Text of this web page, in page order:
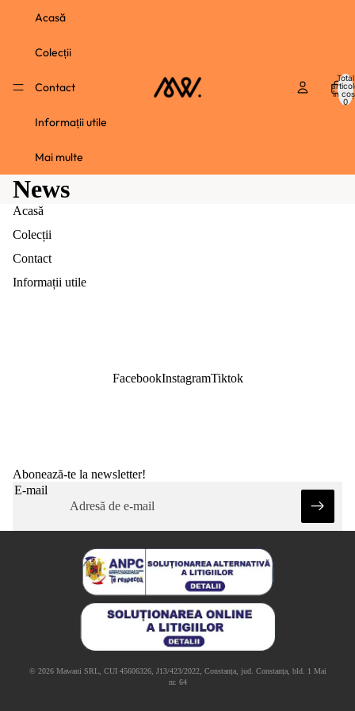
Acasă
Colecții
Contact
Informații utile
Mai multe
Total
în
0
News
Acasă
Colecții
Contact
Informații utile
FacebookInstagramTiktok
Abonează-te la newsletter!
E-mail
© 2026 Mawani SRL, CUI 45606326, J13/423/2022, Constanța, jud. Constanța, bld. 1 Mai
nr. 64